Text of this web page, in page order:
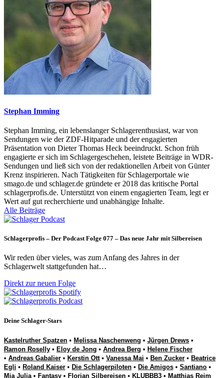
Stephan Imming
Stephan Imming, ein lebenslanger Schlagerenthusiast, war von
Sendungen wie der ZDF-Hitparade und der engagierten
Präsentation von Dieter Thomas Heck beeindruckt. Schon früh
engagierte er sich im Schlagergeschehen, leistete Beiträge in WDR-
Sendungen und ließ sich von der redaktionellen Arbeit von Günter
Krenz inspirieren. Nach Tätigkeiten für Schlagerportale wie
smago.de und schlager.de gründete er 2018 das kritische Portal
schlagerprofis.de. Unterstützt von einem engagierten Team, legt er
Wert auf gut recherchierte und unabhängige Inhalte.
Alle Beiträge
Schlagerprofis – Der Podcast Folge 077 – Das neue Jahr mit Silbereisen
Wir reden über vieles, was zum Anfang des Jahres in der
Schlagerwelt stattgefunden hat…
Direkt zur neuen Folge
Deine Schlager-Stars
Kastelruther Spatzen • Melissa Naschenweng • Jürgen Drews •
Ramon Roselly • Eloy de Jong • Andrea Berg • Helene Fischer
• Andreas Gabalier • Kerstin Ott• Vanessa Mai • Ben Zucker • Beatrice
Egli • Roland Kaiser • Die Schlagerpiloten • Die Amigos • Santiano •
Mia Julia • Fantasy • Florian Silbereisen • KLUBBB3 • Matthias Reim